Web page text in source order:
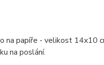
na papíře - velikost 14x10
na poslání.